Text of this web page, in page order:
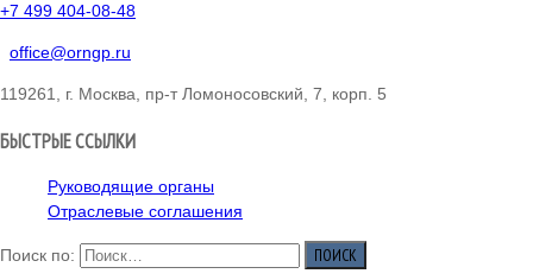
+7 499 404-08-48
office@orngp.ru
119261, г. Москва, пр-т Ломоносовский, 7, корп. 5
БЫСТРЫЕ ССЫЛКИ
Руководящие органы
Отраслевые соглашения
Поиск по: